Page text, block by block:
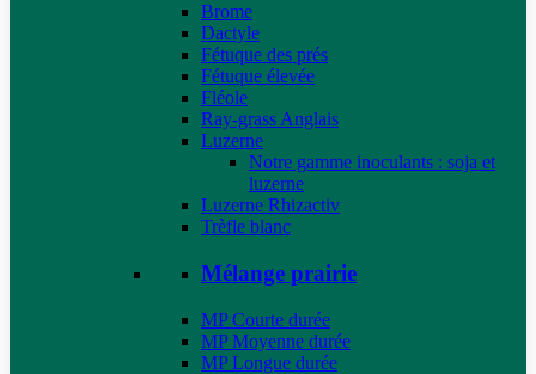
Brome
Dactyle
Fétuque des prés
Fétuque élevée
Fléole
Ray-grass Anglais
Luzerne
Notre gamme inoculants : soja et
luzerne
Luzerne Rhizactiv
Trèfle blanc
Mélange prairie
MP Courte durée
MP Moyenne durée
MP Longue durée